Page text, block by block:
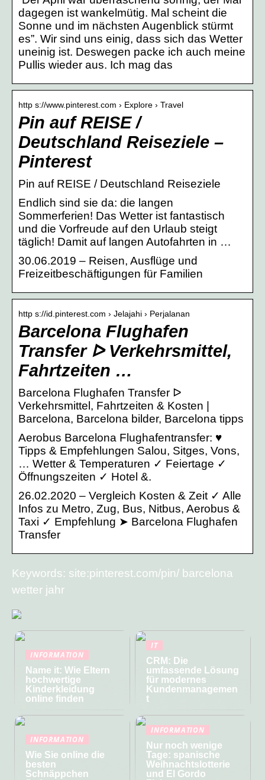
dagegen ist wankelmütig. Mal scheint die
Sonne und im nächsten Augenblick stürmt
es”. Wir sind uns einig, dass sich das Wetter
uneinig ist. Deswegen packe ich auch meine
Pullis wieder aus. Ich mag das
http s://www.pinterest.com › Explore › Travel
Pin auf REISE /
Deutschland Reiseziele –
Pinterest
Pin auf REISE / Deutschland Reiseziele
Endlich sind sie da: die langen
Sommerferien! Das Wetter ist fantastisch
und die Vorfreude auf den Urlaub steigt
täglich! Damit auf langen Autofahrten in …
30.06.2019 – Reisen, Ausflüge und
Freizeitbeschäftigungen für Familien
http s://id.pinterest.com › Jelajahi › Perjalanan
Barcelona Flughafen
Transfer ᐅ Verkehrsmittel,
Fahrtzeiten …
Barcelona Flughafen Transfer ᐅ
Verkehrsmittel, Fahrtzeiten & Kosten |
Barcelona, Barcelona bilder, Barcelona tipps
Aerobus Barcelona Flughafentransfer: ♥
Tipps & Empfehlungen Salou, Sitges, Vons,
… Wetter & Temperaturen ✓ Feiertage ✓
Öffnungszeiten ✓ Hotel &.
26.02.2020 – Vergleich Kosten & Zeit ✓ Alle
Infos zu Metro, Zug, Bus, Nitbus, Aerobus &
Taxi ✓ Empfehlung ➤ Barcelona Flughafen
Transfer
Keywords: site:pinterest.com/pin/ barcelona
wetter jahr
INFORMATION
Name it: Wie Eltern
hochwertige
Kinderkleidung
online finden
IT
CRM: Die
umfassende Lösung
für modernes
Kundenmanagemen
t
INFORMATION
Wie Sie online die
besten
Schnäppchen
INFORMATION
Nur noch wenige
Tage: spanische
Weihnachtslotterie
und El Gordo